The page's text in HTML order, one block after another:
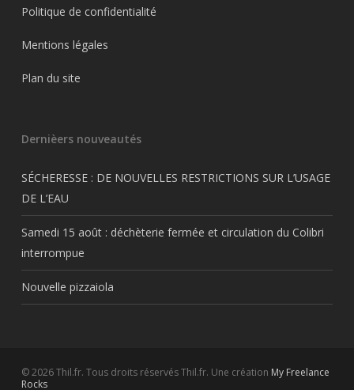
Politique de confidentialité
Mentions légales
Plan du site
Dernièers nouveautés
SÉCHERESSE : DE NOUVELLES RESTRICTIONS SUR L’USAGE
DE L’EAU
Samedi 15 août : déchèterie fermée et circulation du Colibri
interrompue
Nouvelle pizzaiola
© 2026 Thil.fr. Tous droits réservés Thil.fr. Une création My Freelance
Rocks